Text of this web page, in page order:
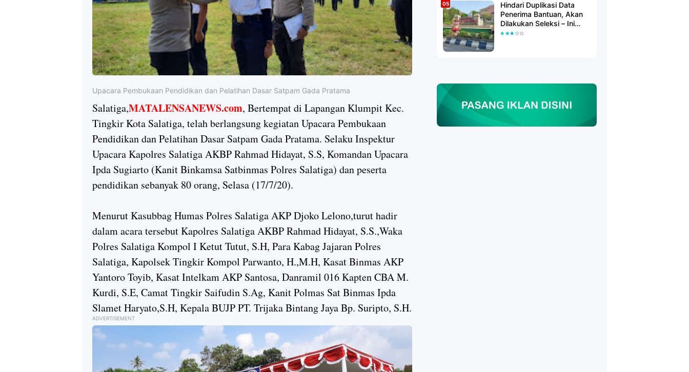
Upacara Pembukaan Pendidikan dan Pelatihan Dasar Satpam Gada Pratama
Salatiga,MATALENSANEWS.com, Bertempat di Lapangan Klumpit Kec.
Tingkir Kota Salatiga, telah berlangsung kegiatan Upacara Pembukaan
Pendidikan dan Pelatihan Dasar Satpam Gada Pratama. Selaku Inspektur
Upacara Kapolres Salatiga AKBP Rahmad Hidayat, S.S, Komandan Upacara
Ipda Sugiarto (Kanit Binkamsa Satbinmas Polres Salatiga) dan peserta
pendidikan sebanyak 80 orang, Selasa (17/7/20).
Menurut Kasubbag Humas Polres Salatiga AKP Djoko Lelono,turut hadir
dalam acara tersebut Kapolres Salatiga AKBP Rahmad Hidayat, S.S.,Waka
Polres Salatiga Kompol I Ketut Tutut, S.H, Para Kabag Jajaran Polres
Salatiga, Kapolsek Tingkir Kompol Parwanto, H.,M.H, Kasat Binmas AKP
Yantoro Toyib, Kasat Intelkam AKP Santosa, Danramil 016 Kapten CBA M.
Kurdi, S.E, Camat Tingkir Saifudin S.Ag, Kanit Polmas Sat Binmas Ipda
Slamet Haryato,S.H, Kepala BUJP PT. Trijaka Bintang Jaya Bp. Suripto, S.H.
ADVERTISEMENT
Hindari Duplikasi Data
Penerima Bantuan, Akan
Dilakukan Seleksi – Ini
Penjelasanya